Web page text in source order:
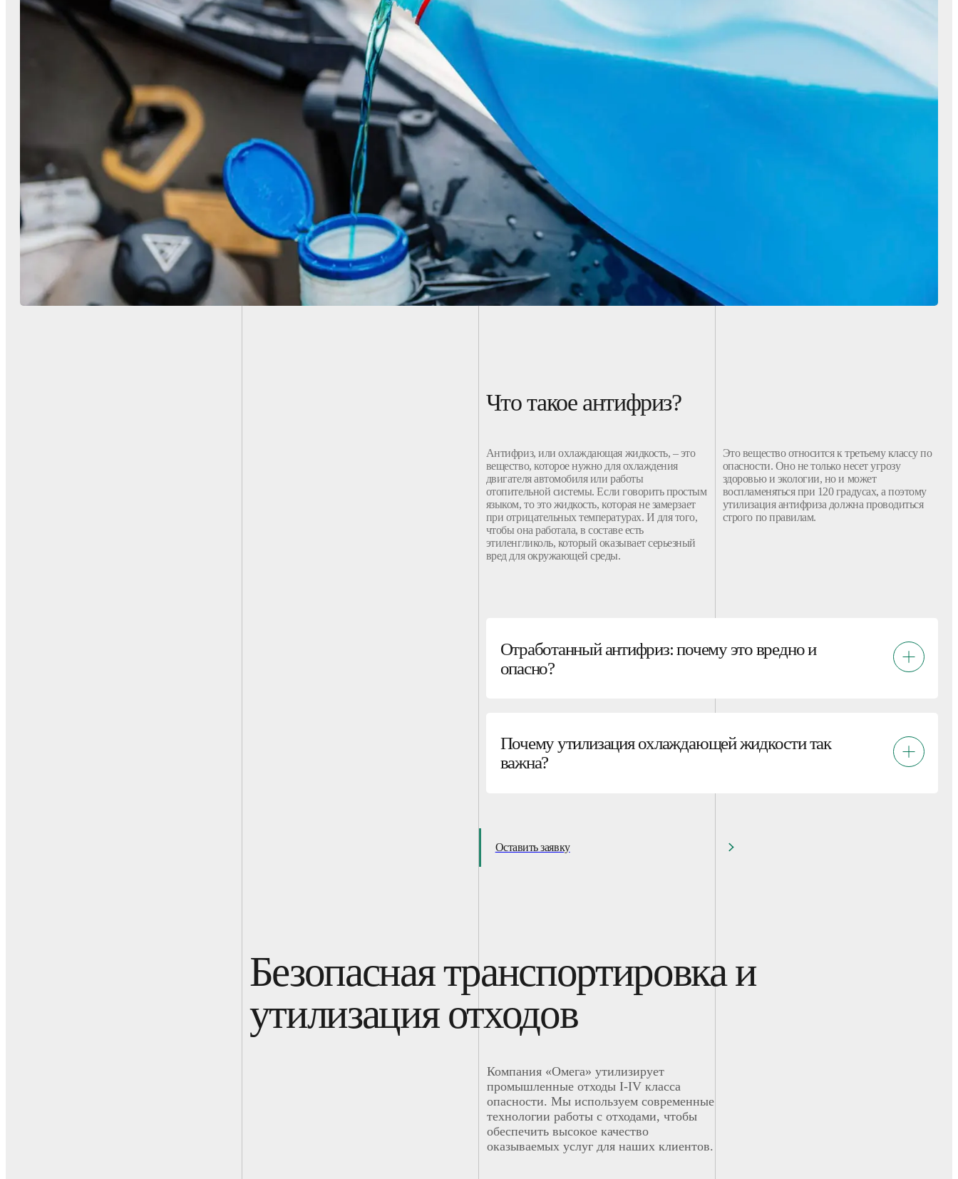
Что такое антифриз?
Антифриз, или охлаждающая жидкость, – это
вещество, которое нужно для охлаждения
двигателяавтомобиляили работы
отопительной системы. Если говорить простым
языком, то это жидкость, которая не замерзает
при отрицательных температурах. И для того,
чтобы она работала, в составе есть
этиленгликоль, который оказывает серьезный
вред дляокружающей среды.
Это вещество относится к третьему классу по
опасности. Оно не только несет угрозу
здоровью и экологии, но и может
воспламеняться при 120 градусах, а поэтому
утилизация антифриза должна проводиться
строго по правилам.
Отработанный антифриз: почему это вредно и
опасно?
Почему утилизация охлаждающей жидкости так
важна?
Оставить заявку
Безопасная транспортировка и
утилизация отходов
Компания «Омега» утилизирует
промышленные отходы I-IV класса
опасности. Мы используем современные
технологии работы с отходами, чтобы
обеспечить высокое качество
оказываемых услуг для наших клиентов.